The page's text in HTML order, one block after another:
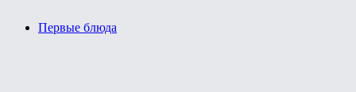
Первые блюда